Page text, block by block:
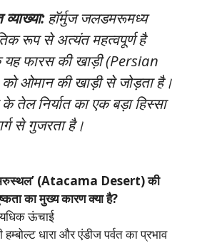
हॉर्मुज जलडमरूमध्य
रूप से अत्यंत महत्वपूर्ण है
यह फारस की खाड़ी (Persian
ओमान की खाड़ी से जोड़ता है।
के तेल निर्यात का एक बड़ा हिस्सा
से गुजरता है।
मरुस्थल’ (Atacama Desert) की
का मुख्य कारण क्या है?
ऊंचाई
धारा और एंडीज पर्वत का प्रभाव